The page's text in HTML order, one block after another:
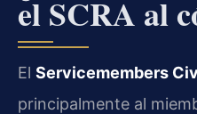
el SCRA al
El Servicemembers
principalmente al